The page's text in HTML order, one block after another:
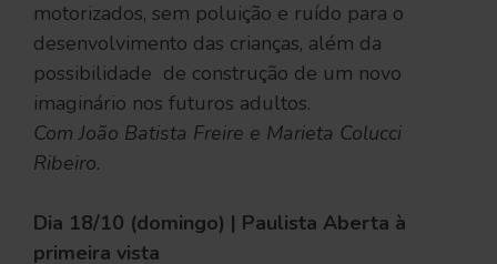
motorizados, sem poluição e ruído para o
desenvolvimento das crianças, além da
possibilidade de construção de um novo
imaginário nos futuros adultos.
Com João Batista Freire e Marieta Colucci
Ribeiro.
Dia 18/10 (domingo) | Paulista Aberta à
primeira vista